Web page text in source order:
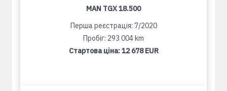
MAN TGX 18.500
Перша реєстрація: 7/2020
Пробіг: 293 004 km
Стартова ціна:12 678 EUR